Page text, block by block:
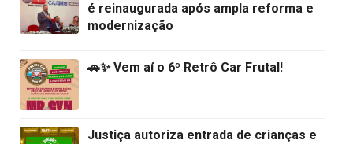
é reinaugurada após ampla reforma e
modernização
🚗✨ Vem aí o 6º Retrô Car Frutal!
Justiça autoriza entrada de crianças e